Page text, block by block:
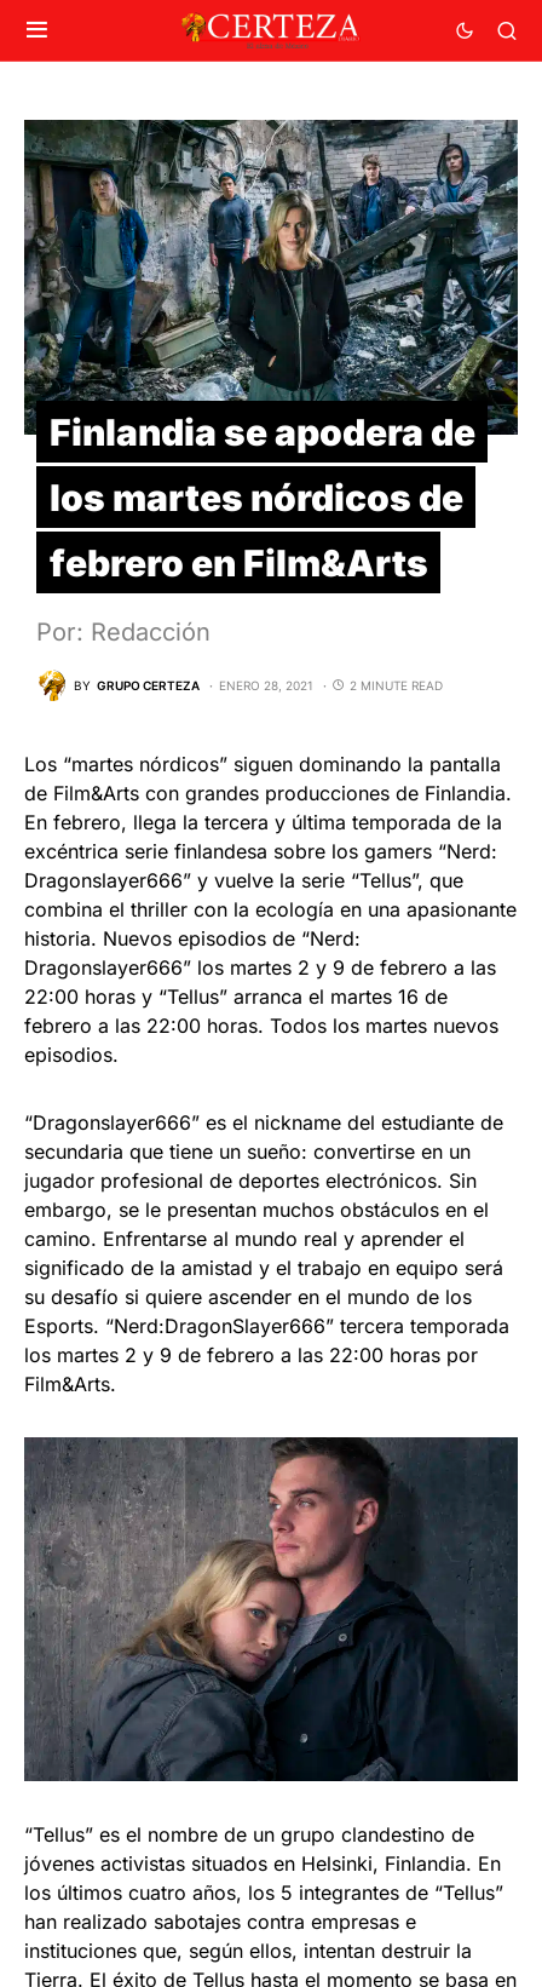
Finlandia se apodera de
los martes nórdicos de
febrero en Film&Arts
Por: Redacción
BY GRUPO CERTEZA ENERO 28, 2021 2 MINUTE READ
Los “martes nórdicos” siguen dominando la pantalla
de Film&Arts con grandes producciones de Finlandia.
En febrero, llega la tercera y última temporada de la
excéntrica serie finlandesa sobre los gamers “Nerd:
Dragonslayer666” y vuelve la serie “Tellus”, que
combina el thriller con la ecología en una apasionante
historia. Nuevos episodios de “Nerd:
Dragonslayer666” los martes 2 y 9 de febrero a las
22:00 horas y “Tellus” arranca el martes 16 de
febrero a las 22:00 horas. Todos los martes nuevos
episodios.
“Dragonslayer666” es el nickname del estudiante de
secundaria que tiene un sueño: convertirse en un
jugador profesional de deportes electrónicos. Sin
embargo, se le presentan muchos obstáculos en el
camino. Enfrentarse al mundo real y aprender el
significado de la amistad y el trabajo en equipo será
su desafío si quiere ascender en el mundo de los
Esports. “Nerd:DragonSlayer666” tercera temporada
los martes 2 y 9 de febrero a las 22:00 horas por
Film&Arts.
“Tellus” es el nombre de un grupo clandestino de
jóvenes activistas situados en Helsinki, Finlandia. En
los últimos cuatro años, los 5 integrantes de “Tellus”
han realizado sabotajes contra empresas e
instituciones que, según ellos, intentan destruir la
Tierra. El éxito de Tellus hasta el momento se basa en